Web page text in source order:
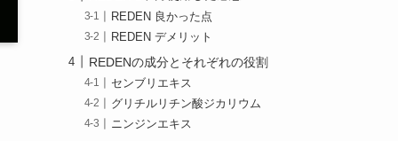
REDEN 良かった点
REDEN デメリット
REDENの成分とそれぞれの役割
センブリエキス
グリチルリチン酸ジカリウム
ニンジンエキス